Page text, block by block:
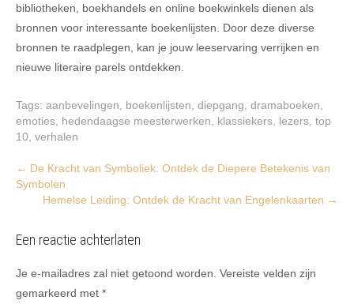
bibliotheken, boekhandels en online boekwinkels dienen als
bronnen voor interessante boekenlijsten. Door deze diverse
bronnen te raadplegen, kan je jouw leeservaring verrijken en
nieuwe literaire parels ontdekken.
Tags: aanbevelingen boekenlijsten diepgang dramaboeken
emoties hedendaagse meesterwerken klassiekers lezers top
10 verhalen
Post
navigation
← De Kracht van Symboliek: Ontdek de Diepere Betekenis van
Symbolen
Hemelse Leiding: Ontdek de Kracht van Engelenkaarten →
Een reactie achterlaten
Je e-mailadres zal niet getoond worden. Vereiste velden zijn
gemarkeerd met *